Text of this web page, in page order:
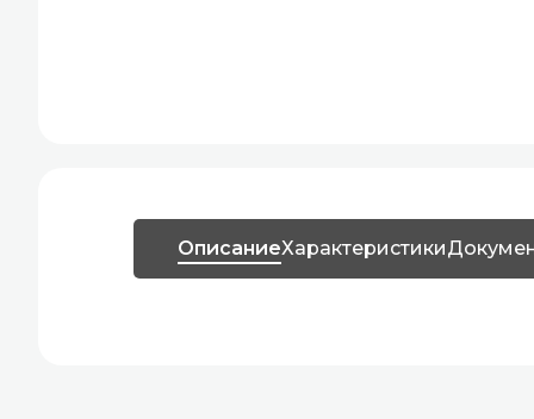
ОписаниеХарактеристики